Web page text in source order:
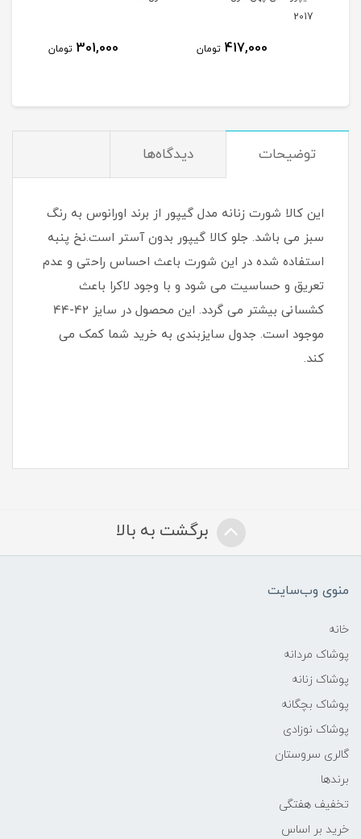
2017
417,000 تومان 301,000 تومان
توضیحات دیدگاه‌ها
این کالا شورت زنانه مدل گیپور از برند اورانوس به رنگ
سبز می باشد. جلو کالا گیپور بدون آستر است.نخ پنبه
استفاده شده در این شورت باعث احساس راحتی و عدم
تعریق و حساسیت می شود و با وجود لاکرا باعث
کشسانی بیشتر می گردد. این محصول در سایز 42-44
موجود است. جدول سایزبندی به خرید شما کمک می
کند.
برگشت به بالا
منوی وب‌سایت
خانه
پوشاک مردانه
پوشاک زنانه
پوشاک بچگانه
پوشاک نوزادی
گالری سروستان
برندها
تخفیف هفتگی
خرید بر اساس